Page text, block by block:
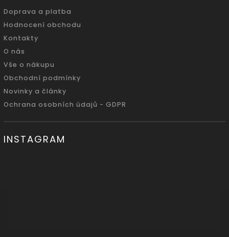
Doprava a platba
Hodnocení obchodu
Kontakty
O nás
Vše o nákupu
Obchodní podmínky
Novinky a články
Ochrana osobních údajů - GDPR
INSTAGRAM